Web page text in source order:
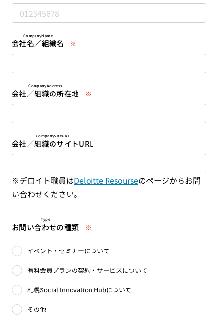
会社名／組織名
CompanyName
※
会社／組織の所在地
CompanyAddress
※
会社／組織のサイトURL
CompanySiteURL
※デロイト職員はDeloitte Resourseのページからお問
い合わせください。
お問い合わせの種類
Type
※
イベント・セミナーについて
有料会員プランの契約・サービスについて
札幌Social Innovation Hubについて
その他